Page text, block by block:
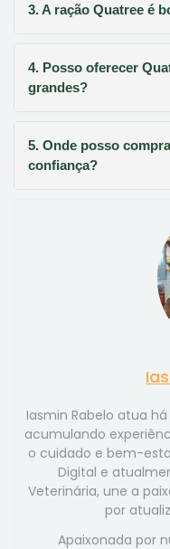
3. A ração Quatree é
4. Posso oferecer
grandes?
5. Onde posso
confiança?
Iasmin Rabelo atua
acumulando
o cuidado e bem-
Digital e
Veterinária, une a
por
Apaixonada por